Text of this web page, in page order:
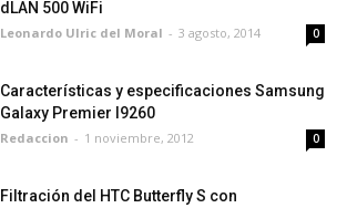
dLAN 500 WiFi
Leonardo Ulric del Moral - 3 agosto, 2014 0
Características y especificaciones Samsung
Galaxy Premier I9260
Redaccion - 1 noviembre, 2012 0
Filtración del HTC Butterfly S con